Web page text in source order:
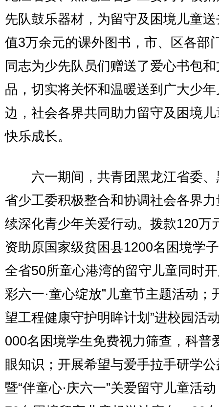
先队鼓乐器材，为留守及困境儿童
值3万余元的课外图书，市、区各部
同志为少先队员们赠送了爱心书包
品，切实将关怀和温暖送到广大少
边，社会各界共同助力留守及困境
快乐成长。
六一期间，共青团黑龙江省委、
省少工委积极整合和协调社会各界
续深化青少年关爱行动。拨款120万
资助原国家级贫困县1200名困境学
全省50所童心港湾的留守儿童同时开
彩六一·童心绽放”儿童节主题活动；
望工程健康守护明眸计划”进校园活
000名困境学生免费视力筛查，科普
眼知识；开展希望与爱手拉手研学
暨“伴童心·庆六一”关爱留守儿童活